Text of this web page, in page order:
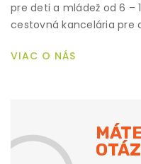
pre deti a mládež od 6 –
cestovná kancelária pre
VIAC O NÁS